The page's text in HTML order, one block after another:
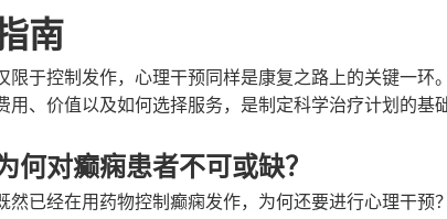
南
限于控制发作，心理干预同样是康复之路上的关键一环
用、价值以及如何选择服务，是制定科学治疗计划的基
何对癫痫患者不可或缺？
然已经在用药物控制癫痫发作，为何还要进行心理干预